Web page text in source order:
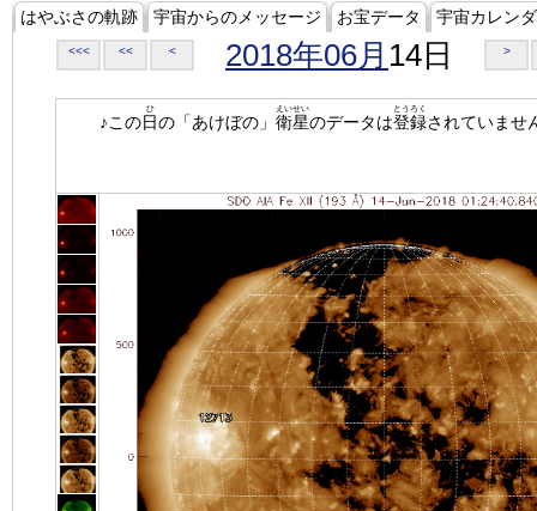
はやぶさの軌跡 宇宙からのメッセージ お宝データ 宇宙カレン
<<< << < 2018年06月 14日 >
♪この日
ひ
の「あけぼの」 衛星
えいせい
のデータは登録
とうろく
されていませ